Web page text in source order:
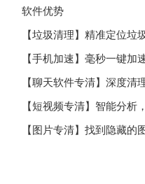
软件优势
【垃圾清理】精准定位垃
【手机加速】毫秒一键加
【聊天软件专清】深度清
【短视频专清】智能分析
【图片专清】找到隐藏的